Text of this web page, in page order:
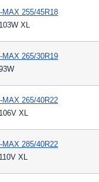
MAX 255/45R18
XL
MAX 265/30R19
MAX 265/40R22
XL
MAX 285/40R22
XL